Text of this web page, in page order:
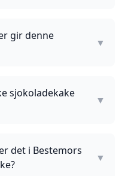
gir denne
▼
sjokoladekake
▼
det i Bestemors
▼